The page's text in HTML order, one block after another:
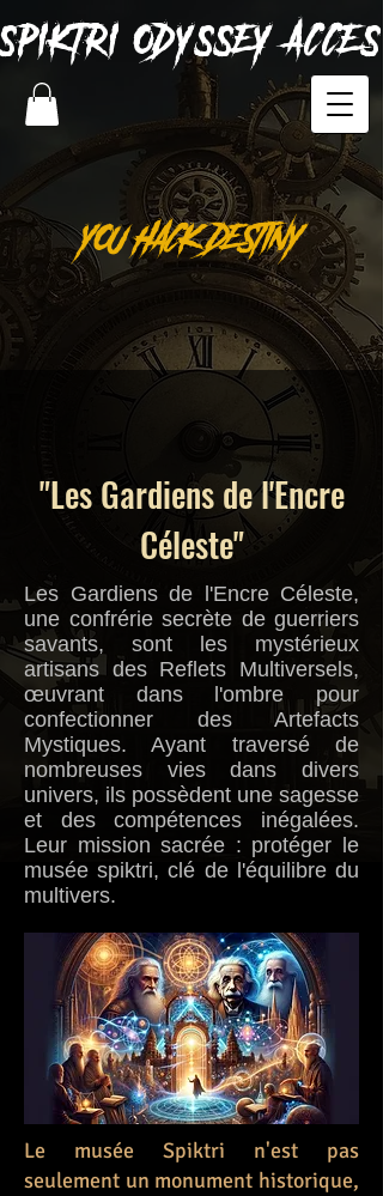
SPIKTRIODYSSEY ACCES
YOU HACK DESTINY
"Les Gardiens de l'Encre
Céleste"
Les Gardiens de l'Encre Céleste,
une confrérie secrète de guerriers
savants, sont les mystérieux
artisans des Reflets Multiversels,
œuvrant dans l'ombre pour
confectionner des Artefacts
Mystiques. Ayant traversé de
nombreuses vies dans divers
univers, ils possèdent une sagesse
et des compétences inégalées.
Leur mission sacrée : protéger le
musée spiktri, clé de l'équilibre du
multivers.
Le musée Spiktri n'est pas
seulement un monument historique,